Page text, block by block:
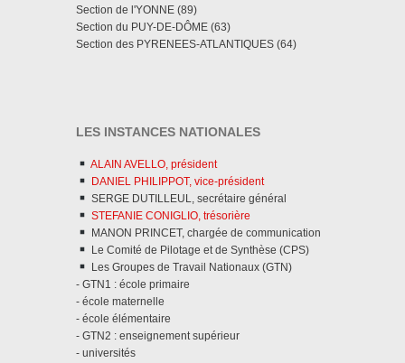
Section de l'YONNE (89)
Section du PUY-DE-DÔME (63)
Section des PYRENEES-ATLANTIQUES (64)
LES INSTANCES NATIONALES
ALAIN AVELLO, président
DANIEL PHILIPPOT, vice-président
SERGE DUTILLEUL, secrétaire général
STEFANIE CONIGLIO, trésorière
MANON PRINCET, chargée de communication
Le Comité de Pilotage et de Synthèse (CPS)
Les Groupes de Travail Nationaux (GTN)
- GTN1 : école primaire
- école maternelle
- école élémentaire
- GTN2 : enseignement supérieur
- universités